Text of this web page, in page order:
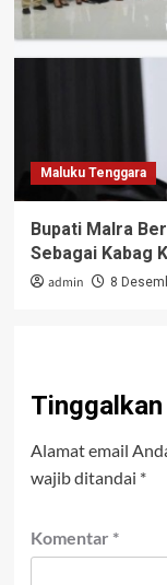
Maluku Tenggara
Bupati Malra
Sebagai Kabag
admin 8
Alamat email
wajib ditandai *
Komentar *